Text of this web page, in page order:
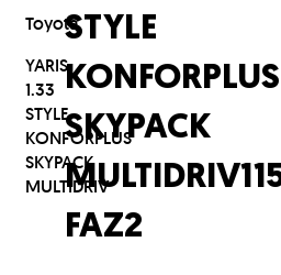
Toyota
YARIS
1.33
STYLE
KONFORPLUS
SKYPACK
MULTIDRIV
STYLE
KONFORPLUS
SKYPACK
MULTIDRIV
FAZ2